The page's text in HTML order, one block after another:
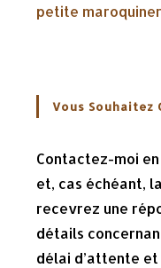
petite
Vous Souhaitez
Contactez-moi
et, cas échéant,
recevrez une
détails
délai d’attente